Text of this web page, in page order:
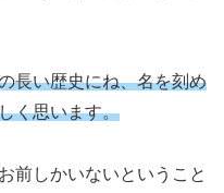
長い歴史にね、名を刻め
く思います。
前しかいないということ